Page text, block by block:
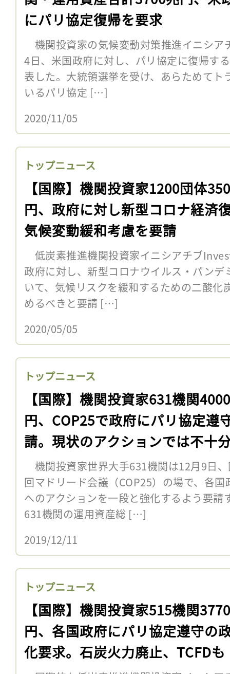
にパリ協定復帰を要求
機関投資家の気候変動対策推進イニシ
4日、米国政府に対し、パリ協定に復帰す
表した。大統領選挙を受け、あらためてト
いるパリ協定 […]
2020/11/05
トップニュース
【国際】機関投資家1200団体
円、政府に対し新型コロナ経済
気候変動緩和考慮を要請
低炭素推進機関投資家イニシアチブ
政府に対し、新型コロナウイルス・パン
いて、気候リスクを緩和するための二酸化
めるべきと要請 […]
2020/05/05
トップニュース
【国際】機関投資家631機関
円、COP25で政府にパリ協定遵
請。現状のアクションでは不十
機関投資家世界大手631機関は12月9日
回マドリード会議（COP25）の場で、各
へのアクションを一段と強化するよう要請
631機関の運用資産総 […]
2019/12/11
トップニュース
【国際】機関投資家515機関
円、各国政府にパリ協定遵守の
化要求。石炭火力廃止、TCFDも